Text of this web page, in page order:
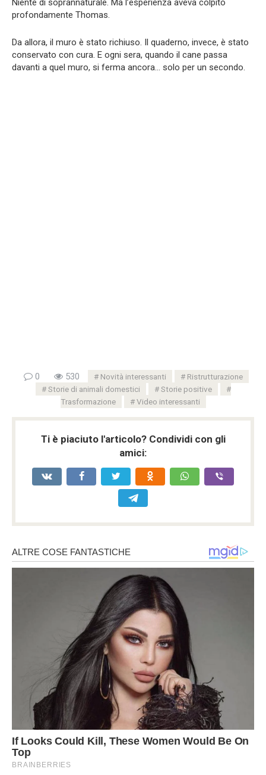
Niente di soprannaturale. Ma l’esperienza aveva colpito
profondamente Thomas.
Da allora, il muro è stato richiuso. Il quaderno, invece, è stato
conservato con cura. E ogni sera, quando il cane passa
davanti a quel muro, si ferma ancora… solo per un secondo.
0 530 Novità interessanti
Ristrutturazione
Storie di animali domestici
Storie positive
Trasformazione
Video interessanti
Ti è piaciuto l'articolo? Condividi con gli
amici: